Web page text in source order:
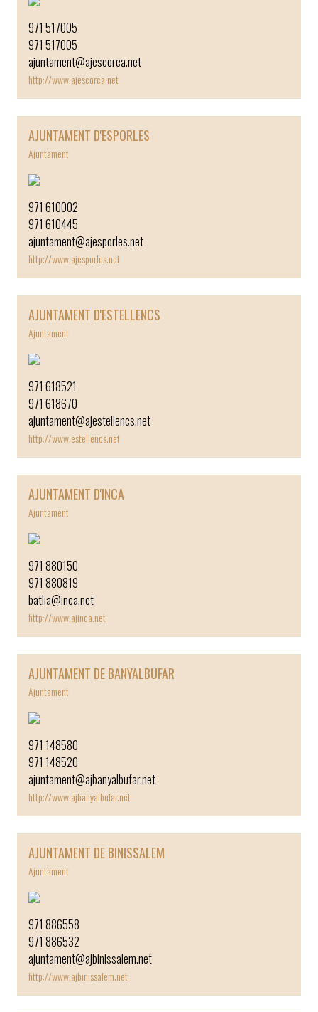
971 517005
971 517005
ajuntament@ajescorca.net
http://www.ajescorca.net
AJUNTAMENT D'ESPORLES
Ajuntament
971 610002
971 610445
ajuntament@ajesporles.net
http://www.ajesporles.net
AJUNTAMENT D'ESTELLENCS
Ajuntament
971 618521
971 618670
ajuntament@ajestellencs.net
http://www.estellencs.net
AJUNTAMENT D'INCA
Ajuntament
971 880150
971 880819
batlia@inca.net
http://www.ajinca.net
AJUNTAMENT DE BANYALBUFAR
Ajuntament
971 148580
971 148520
ajuntament@ajbanyalbufar.net
http://www.ajbanyalbufar.net
AJUNTAMENT DE BINISSALEM
Ajuntament
971 886558
971 886532
ajuntament@ajbinissalem.net
http://www.ajbinissalem.net